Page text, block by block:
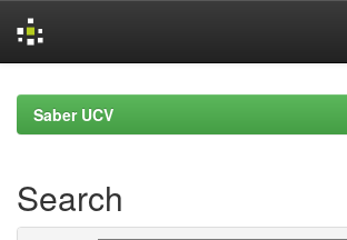
navigationSaber UCV
Search